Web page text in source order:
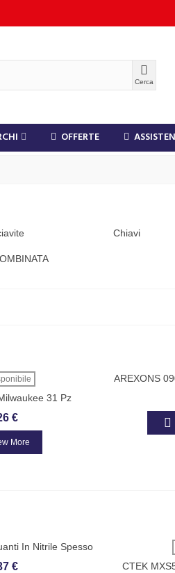
Cerca
OFFERTE
Chiavi
31 Pz
€
More
AREXONS
In Nitrile Spesso
50 Pz
€
CTEK